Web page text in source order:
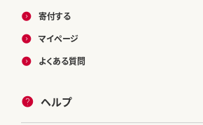
寄付する
マイページ
よくある質問
ヘルプ